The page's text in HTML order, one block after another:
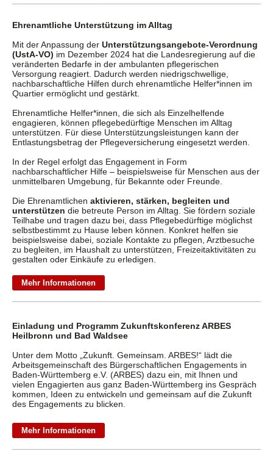
Ehrenamtliche Unterstützung im Alltag
Mit der Anpassung der Unterstützungsangebote-Verordnung
(UstA-VO) im Dezember 2024 hat die Landesregierung auf die
veränderten Bedarfe in der ambulanten pflegerischen
Versorgung reagiert. Dadurch werden niedrigschwellige,
nachbarschaftliche Hilfen durch ehrenamtliche Helfer*innen im
Quartier ermöglicht und gestärkt.
Ehrenamtliche Helfer*innen, die sich als Einzelhelfende
engagieren, können pflegebedürftige Menschen im Alltag
unterstützen. Für diese Unterstützungsleistungen kann der
Entlastungsbetrag der Pflegeversicherung eingesetzt werden.
In der Regel erfolgt das Engagement in Form
nachbarschaftlicher Hilfe – beispielsweise für Menschen aus der
unmittelbaren Umgebung, für Bekannte oder Freunde.
Die Ehrenamtlichen aktivieren, stärken, begleiten und
unterstützen die betreute Person im Alltag. Sie fördern soziale
Teilhabe und tragen dazu bei, dass Pflegebedürftige möglichst
selbstbestimmt zu Hause leben können. Konkret helfen sie
beispielsweise dabei, soziale Kontakte zu pflegen, Arztbesuche
zu begleiten, im Haushalt zu unterstützen, Freizeitaktivitäten zu
gestalten oder Einkäufe zu erledigen.
Mehr Informationen
Einladung und Programm Zukunftskonferenz ARBES
Heilbronn und Bad Waldsee
Unter dem Motto „Zukunft. Gemeinsam. ARBES!“ lädt die
Arbeitsgemeinschaft des Bürgerschaftlichen Engagements in
Baden-Württemberg e.V. (ARBES) dazu ein, mit Ihnen und
vielen Engagierten aus ganz Baden-Württemberg ins Gespräch
kommen, Ideen zu entwickeln und gemeinsam auf die Zukunft
des Engagements zu blicken.
Mehr Informationen